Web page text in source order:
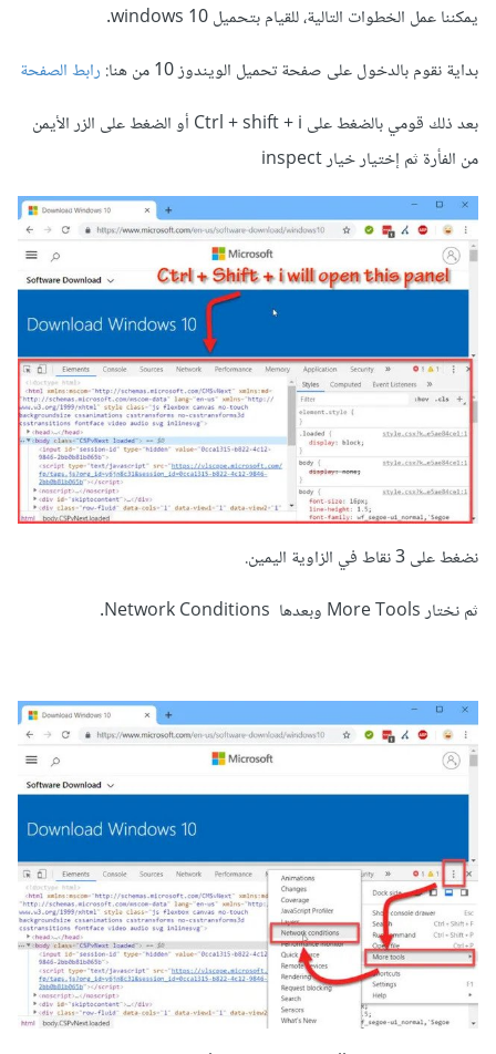
يمكننا عمل الخطوات التالية، للقيام بتحميل windows 10.
بداية نقوم بالدخول على صفحة تحميل الويندوز 10 من هنا:
رابط الصفحة
بعد ذلك قومي بالضغط على Ctrl + shift + i أو الضغط على الزر الأيمن
من الفأرة ثم إختيار خيار inspect
نضغط على 3 نقاط في الزاوية اليمين.
ثم نختار More Tools وبعدها Network Conditions.